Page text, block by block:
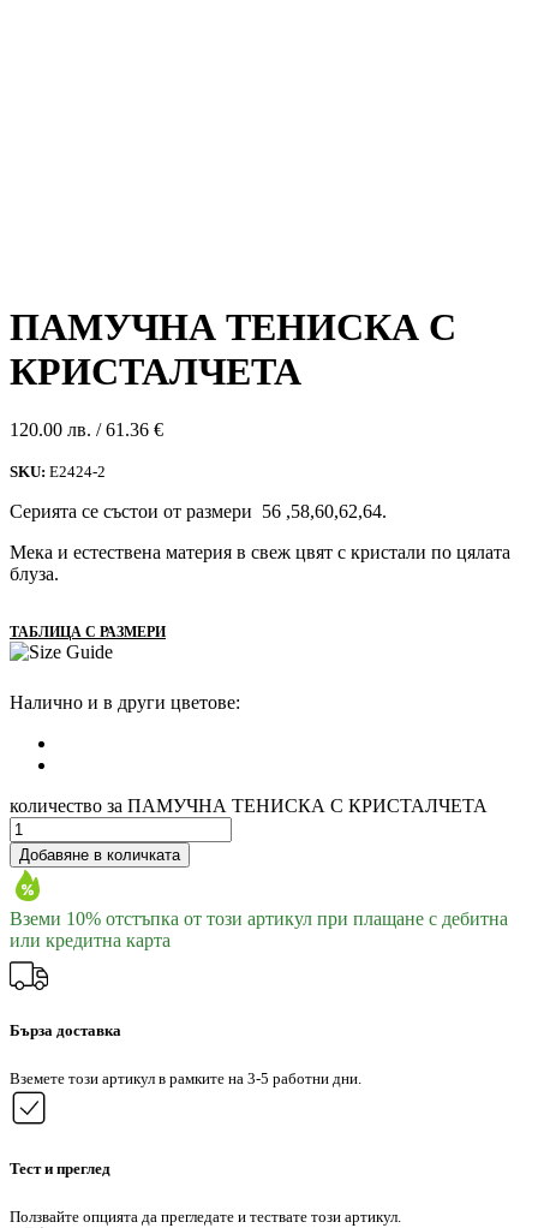
ПАМУЧНА ТЕНИСКА С
КРИСТАЛЧЕТА
120.00 лв. / 61.36 €
SKU: Е2424-2
Серията се състои от размери 56 ,58,60,62,64.
Мека и естествена материя в свеж цвят с кристали по цялата
блуза.
ТАБЛИЦА С РАЗМЕРИ
Налично и в други цветове:
количество за ПАМУЧНА ТЕНИСКА С КРИСТАЛЧЕТА
Добавяне в количката
Вземи 10% отстъпка от този артикул при плащане с дебитна
или кредитна карта
Бърза доставка
Вземете този артикул в рамките на 3-5 работни дни.
Тест и преглед
Ползвайте опцията да прегледате и тествате този артикул.